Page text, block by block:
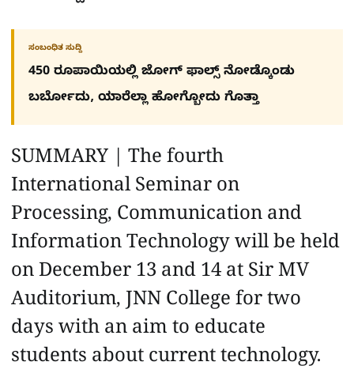
ಸಂಬಂಧಿತ ಸುದ್ದಿ
450 ರೂಪಾಯಿಯಲ್ಲಿ ಜೋಗ್​ ಫಾಲ್ಸ್​ ನೋಡ್ಕೊಂಡು
ಬರ್ಬೋದು, ಯಾರೆಲ್ಲಾ ಹೋಗ್ಬೋದು ಗೊತ್ತಾ
SUMMARY | The fourth
International Seminar on
Processing, Communication and
Information Technology will be held
on December 13 and 14 at Sir MV
Auditorium, JNN College for two
days with an aim to educate
students about current technology.